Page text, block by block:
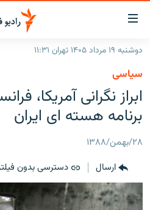
لینک‌های
قابلیت
دسترسی
بازگشت
منوی
اصلی
رفتن
صفحه
جستجو
ایران
جهان
برنامه‌های رادیویی
فرکانس‌ها
پادکست
چندرسانه‌ای
گزارش‌های تصویری
زنان فردا
دوشنبه ۱۹ مرداد ۱۴۰۵ تهران ۱۱:۳۱
سیاسی
ابراز نگرانی آمریکا،
برنامه هسته ای ایران
۲۸/بهمن/۱۳۸۸
ارسال
دسترسی بدون